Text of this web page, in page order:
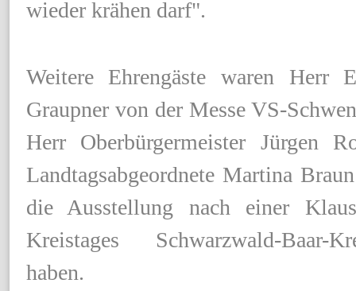
wieder krähen darf".
Weitere Ehrengäste waren Herr
Graupner von der Messe VS-
Herr Oberbürgermeister Jürgen
Landtagsabgeordnete Martina
die Ausstellung nach einer
Kreistages Schwarzwald-Baar-
haben.